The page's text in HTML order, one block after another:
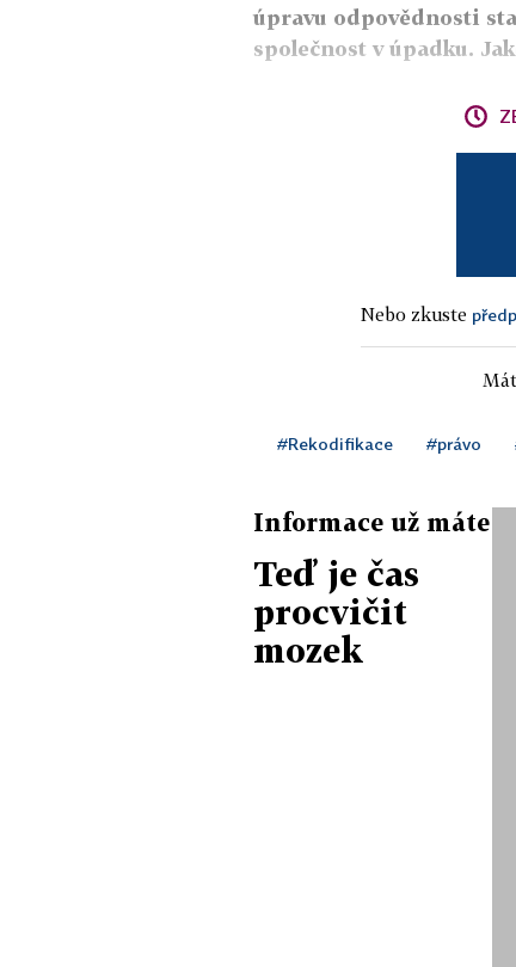
úpravu odpovědnosti
společnost v úpadku.
Nebo zkuste
#Rekodifikace #právo
Informace už máte
Teď je čas
procvičit
mozek